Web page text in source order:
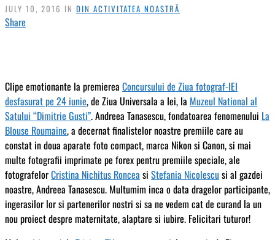
JULY 10, 2016 IN DIN ACTIVITATEA NOASTRĂ
Share
Clipe emotionante la premierea Concursului de Ziua fotograf-IEI
desfasurat pe 24 iunie, de Ziua Universala a Iei, la Muzeul National al
Satului “Dimitrie Gusti”. Andreea Tanasescu, fondatoarea fenomenului La
Blouse Roumaine, a decernat finalistelor noastre premiile care au
constat in doua aparate foto compact, marca Nikon si Canon, si mai
multe fotografii imprimate pe forex pentru premiile speciale, ale
fotografelorCristina Nichitus Roncea si Stefania Nicolescusi al gazdei
noastre, Andreea Tanasescu. Multumim inca o data dragelor participante,
ingerasilor lor si partenerilor nostri si sa ne vedem cat de curand la un
nou proiect despre maternitate, alaptare si iubire. Felicitari tuturor!